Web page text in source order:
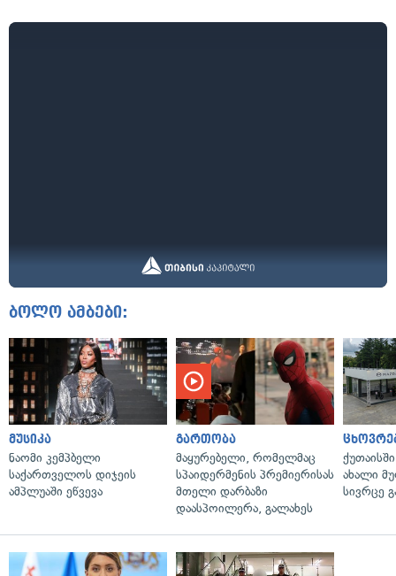
ბოლო ამბები:
მუსიკა
ნაომი კემპბელი
საქართველოს დიჯეის
ამპლუაში ეწვევა
გართობა
მაყურებელი, რომელმაც
სპაიდერმენის პრემიერისას
მთელი დარბაზი
დაასპოილერა, გალახეს
ახალი
სივრცე